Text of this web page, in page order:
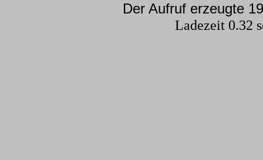
Der Aufruf erzeugte
Ladezeit 0.32